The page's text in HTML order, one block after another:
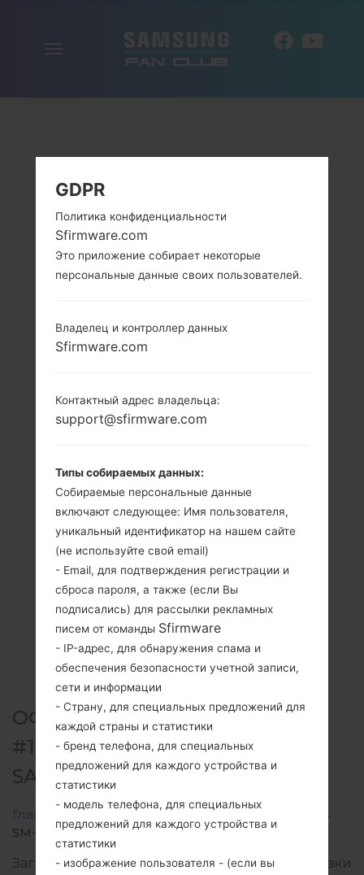
ОФИЦИАЛЬНАЯ ПРОШИВКА
#137628 ДЛЯ SM-J320V -
SAMSUNGGALAXY J3 2016
Главная → Galaxy J3 2016 SamsungSM-J320V
→
SM-J320V_1_20180115124327_vlcmyb17a9_fac.zip
Загрузите последнее обновление прошивки
GDPR
Политика конфиденциальности
Sfirmware.com
Это приложение собирает некоторые
персональные данные своих пользователей.
Владелец и контроллер данных
Sfirmware.com
Контактный адрес владельца:
support@sfirmware.com
Типы собираемых данных:
Собираемые персональные данные
включают следующее: Имя пользователя,
уникальный идентификатор на нашем сайте
(не используйте свой email)
- Email, для подтверждения регистрации и
сброса пароля, а также (если Вы
подписались) для рассылки рекламных
писем от команды Sfirmware
- IP-адрес, для обнаружения спама и
обеспечения безопасности учетной записи,
сети и информации
- Страну, для специальных предложений для
каждой страны и статистики
- бренд телефона, для специальных
предложений для каждого устройства и
статистики
- модель телефона, для специальных
предложений для каждого устройства и
статистики
- изображение пользователя - (если вы